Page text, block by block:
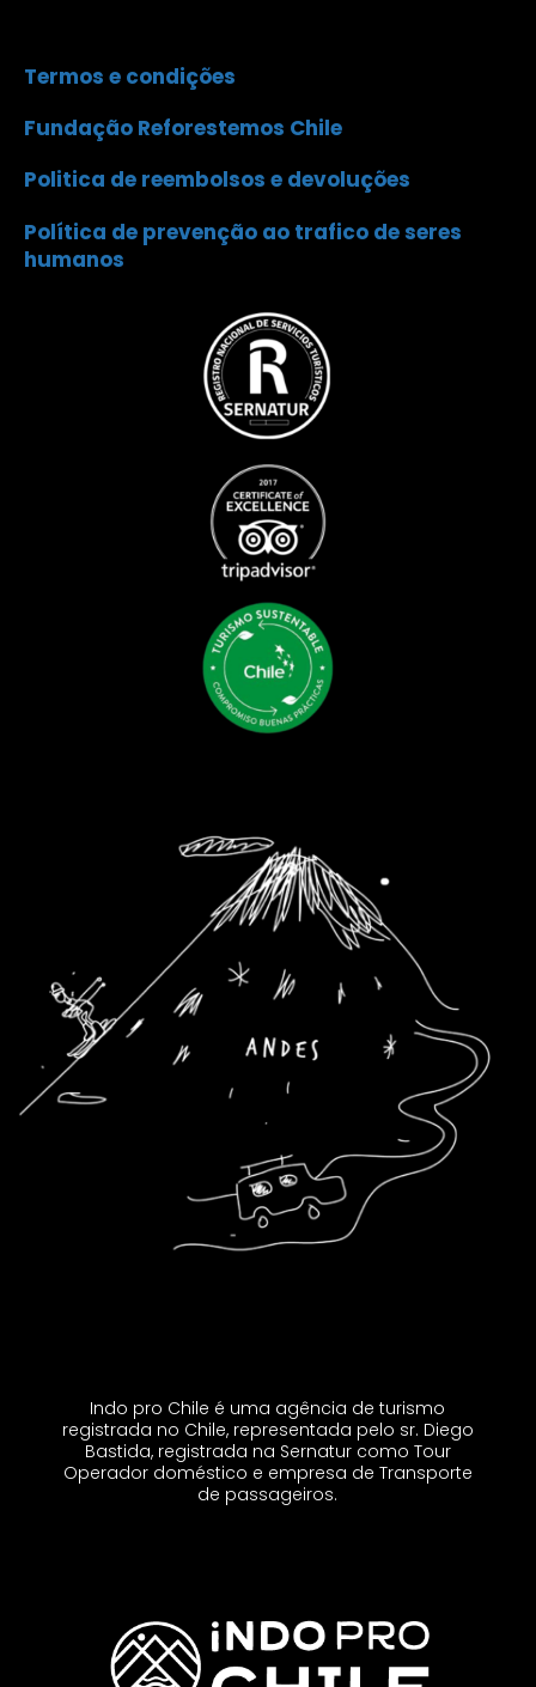
Termos e condições
Fundação Reforestemos Chile
Politica de reembolsos e devoluções
Política de prevenção ao trafico de seres
humanos
Indo pro Chile é uma agência de turismo
registrada no Chile, representada pelo sr. Diego
Bastida, registrada na Sernatur como Tour
Operador doméstico e empresa de Transporte
de passageiros.